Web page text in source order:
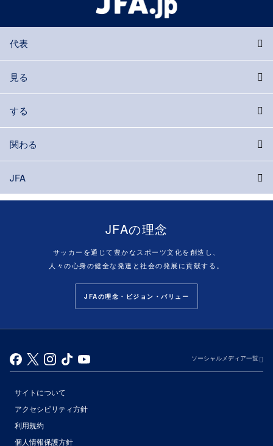
代表
見る
する
関わる
JFA
JFAの理念
サッカーを通じて豊かなスポーツ文化を創造し、
人々の心身の健全な発達と社会の発展に貢献する。
JFAの理念・ビジョン・バリュー
ソーシャルメディア一覧
サイトについて
アクセシビリティ方針
利用規約
個人情報保護方針